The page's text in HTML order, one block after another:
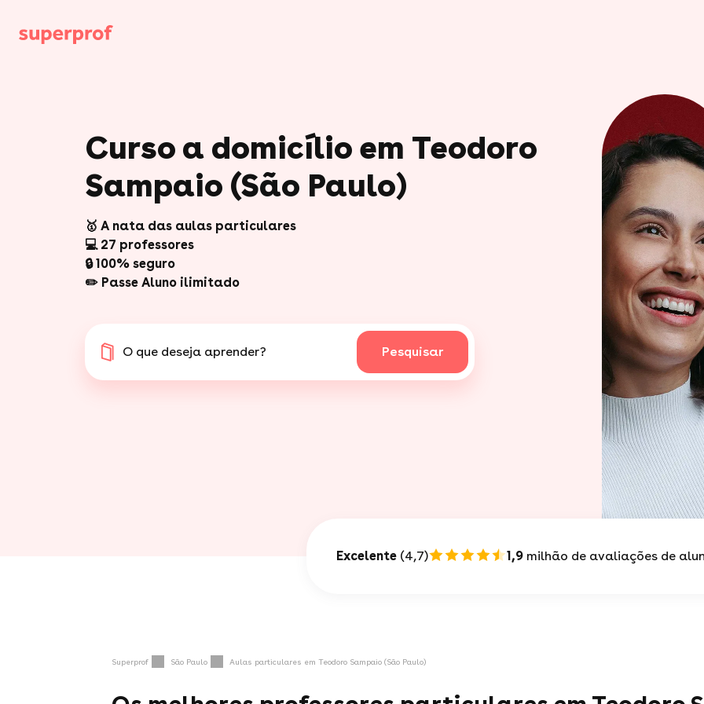
Curso a domicílio em Teodoro
Sampaio (São Paulo)
🥇 A nata das aulas particulares
💻 27 professores
🔒 100% seguro
✏️ Passe Aluno ilimitado
O que deseja aprender? Pesquisar
Excelente (4,7) 1,9 milhão de avaliações de
Superprof São Paulo Aulas particulares em Teodoro Sampaio (São Paulo)